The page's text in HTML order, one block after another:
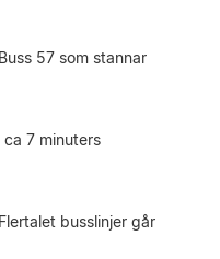
57 som stannar
7 minuters
busslinjer går